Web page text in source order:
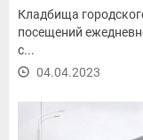
Кладбища
посещений
с...
04.04.2023